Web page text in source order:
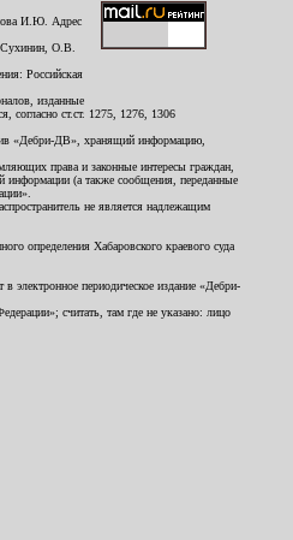
И.Ю. Адрес
О.В.
Российская
изданные
согласно ст.ст. 1275, 1276, 1306
«Дебри-ДВ», хранящий информацию,
права и законные интересы граждан,
информации (а также сообщения, переданные
не является надлежащим
определения Хабаровского краевого суда
электронное периодическое издание «Дебри-
считать, там где не указано: лицо